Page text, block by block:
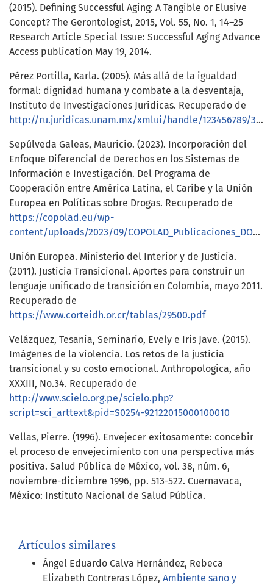
(2015). Defining Successful Aging: A Tangible or Elusive
Concept? The Gerontologist, 2015, Vol. 55, No. 1, 14–25
Research Article Special Issue: Successful Aging Advance
Access publication May 19, 2014.
Pérez Portilla, Karla. (2005). Más allá de la igualdad
formal: dignidad humana y combate a la desventaja,
Instituto de Investigaciones Jurídicas. Recuperado de
http://ru.juridicas.unam.mx/xmlui/handle/123456789/30929
Sepúlveda Galeas, Mauricio. (2023). Incorporación del
Enfoque Diferencial de Derechos en los Sistemas de
Información e Investigación. Del Programa de
Cooperación entre América Latina, el Caribe y la Unión
Europea en Políticas sobre Drogas. Recuperado de
https://copolad.eu/wp-
content/uploads/2023/09/COPOLAD_Publicaciones_DOCUMENTO_FINAL_COPOLAD_III.pdf
Unión Europea. Ministerio del Interior y de Justicia.
(2011). Justicia Transicional. Aportes para construir un
lenguaje unificado de transición en Colombia, mayo 2011.
Recuperado de
https://www.corteidh.or.cr/tablas/29500.pdf
Velázquez, Tesania, Seminario, Evely e Iris Jave. (2015).
Imágenes de la violencia. Los retos de la justicia
transicional y su costo emocional. Anthropologica, año
XXXIII, No.34. Recuperado de
http://www.scielo.org.pe/scielo.php?
script=sci_arttext&pid=S0254-92122015000100010
Vellas, Pierre. (1996). Envejecer exitosamente: concebir
el proceso de envejecimiento con una perspectiva más
positiva. Salud Pública de México, vol. 38, núm. 6,
noviembre-diciembre 1996, pp. 513-522. Cuernavaca,
México: Instituto Nacional de Salud Pública.
Artículos similares
Ángel Eduardo Calva Hernández, Rebeca
Elizabeth Contreras López, Ambiente sano y